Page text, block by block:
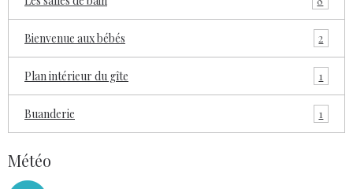
Bienvenue aux bébés 2
Plan intérieur du gîte 1
Buanderie 1
Météo